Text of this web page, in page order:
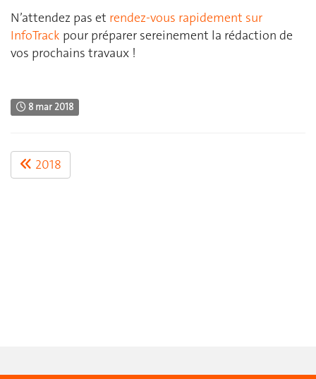
N’attendez pas et rendez-vous rapidement sur
InfoTrack pour préparer sereinement la rédaction de
vos prochains travaux !
8 mar 2018
2018